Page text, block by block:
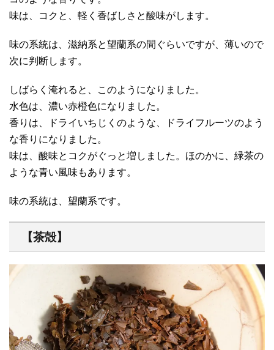
味は、コクと、軽く香ばしさと酸味がします。
味の系統は、滋納系と望蘭系の間ぐらいですが、薄いので
次に判断します。
しばらく淹れると、このようになりました。
水色は、濃い赤橙色になりました。
香りは、ドライいちじくのような、ドライフルーツのよう
な香りになりました。
味は、酸味とコクがぐっと増しました。ほのかに、緑茶の
ような青い風味もあります。
味の系統は、望蘭系です。
【茶殻】